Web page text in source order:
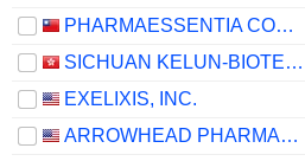
PHARMAESSENTIA CORPORATION
SICHUAN KELUN-BIOTECH BIOPHARMACEUTICAL CO., LTD.
EXELIXIS, INC.
ARROWHEAD PHARMACEUTICALS, INC.